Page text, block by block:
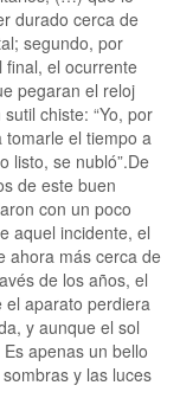
durado cerca de
segundo, por
final, el ocurrente
pegaran el reloj
chiste: “Yo, por
el tiempo a
listo, se nubló”.De
de este buen
con un poco
aquel incidente, el
ahora más cerca de
de los años, el
aparato perdiera
y aunque el sol
apenas un bello
y las luces